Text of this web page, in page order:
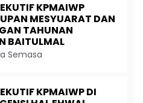
KPMAIWP
MESYUARAT DAN
TAHUNAN
BAITULMAL
Semasa
KPMAIWP DI